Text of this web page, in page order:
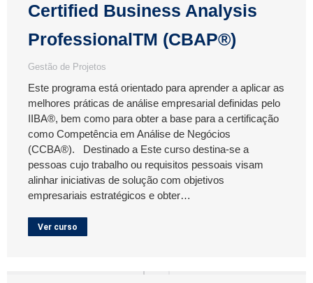
Certified Business Analysis
ProfessionalTM (CBAP®)
Gestão de Projetos
Este programa está orientado para aprender a aplicar as
melhores práticas de análise empresarial definidas pelo
IIBA®, bem como para obter a base para a certificação
como Competência em Análise de Negócios
(CCBA®). Destinado a Este curso destina-se a
pessoas cujo trabalho ou requisitos pessoais visam
alinhar iniciativas de solução com objetivos
empresariais estratégicos e obter…
Ver curso